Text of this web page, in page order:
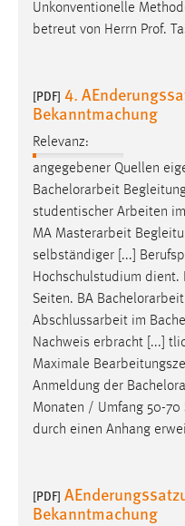
Unkonventionelle
betreut von Herrn Prof.
[PDF] 4.
Bekanntmachung
Relevanz:
angegebener Quellen
Bachelorarbeit
studentischer Arbeiten
MA Masterarbeit
selbständiger [...]
Hochschulstudium dient.
Seiten. BA Bachelorarbeit
Abschlussarbeit im
Nachweis erbracht [...]
Maximale
Anmeldung der
Monaten / Umfang 50-70
durch einen Anhang
[PDF]
Bekanntmachung